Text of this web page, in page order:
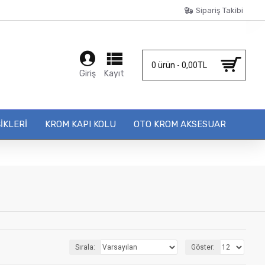
Sipariş Takibi
Giriş Kayıt
0 ürün - 0,00TL
KROM KAPI KOLU OTO KROM AKSESUAR
Sırala: Göster: